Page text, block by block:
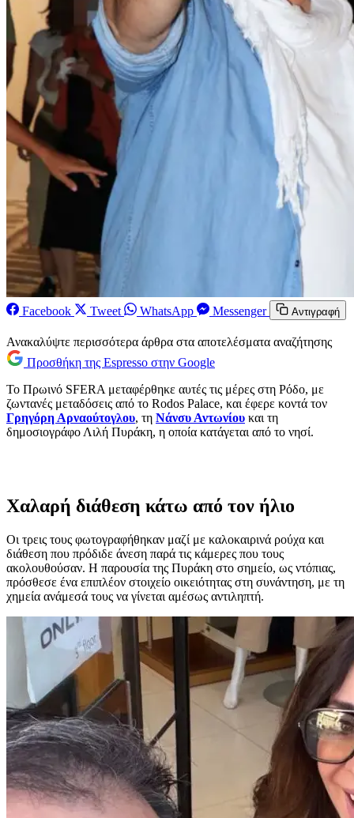
Facebook Tweet WhatsApp Messenger Αντιγραφή
Ανακαλύψτε περισσότερα άρθρα στα αποτελέσματα αναζήτησης
Προσθήκη της Espresso στην Google
Το Πρωινό SFERA μεταφέρθηκε αυτές τις μέρες στη Ρόδο, με
ζωντανές μεταδόσεις από το Rodos Palace, και έφερε κοντά τον
Γρηγόρη Αρναούτογλου, τη Νάνσυ Αντωνίου και τη
δημοσιογράφο Λιλή Πυράκη, η οποία κατάγεται από το νησί.
Χαλαρή διάθεση κάτω από τον ήλιο
Οι τρεις τους φωτογραφήθηκαν μαζί με καλοκαιρινά ρούχα και
διάθεση που πρόδιδε άνεση παρά τις κάμερες που τους
ακολουθούσαν. Η παρουσία της Πυράκη στο σημείο, ως ντόπιας,
πρόσθεσε ένα επιπλέον στοιχείο οικειότητας στη συνάντηση, με τη
χημεία ανάμεσά τους να γίνεται αμέσως αντιληπτή.